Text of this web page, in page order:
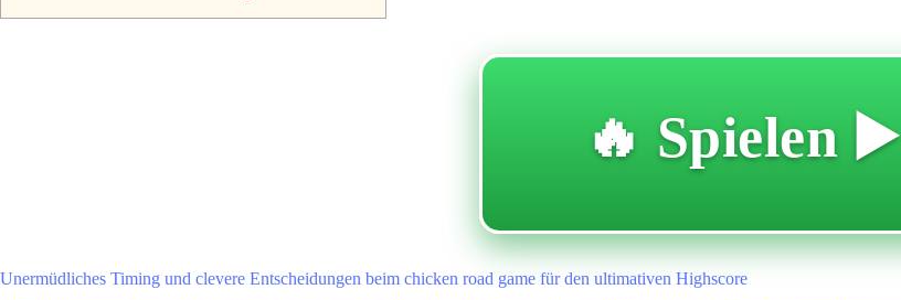
🔥 Spielen ▶️
Unermüdliches Timing und clevere Entscheidungen beim chicken road game für den ultimativen Highscore